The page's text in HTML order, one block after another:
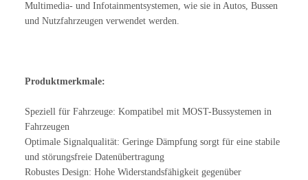
Multimedia- und Infotainmentsystemen, wie sie in Autos, Bussen
und Nutzfahrzeugen verwendet werden.
Produktmerkmale:
Speziell für Fahrzeuge: Kompatibel mit MOST-Bussystemen in
Fahrzeugen
Optimale Signalqualität: Geringe Dämpfung sorgt für eine stabile
und störungsfreie Datenübertragung
Robustes Design: Hohe Widerstandsfähigkeit gegenüber